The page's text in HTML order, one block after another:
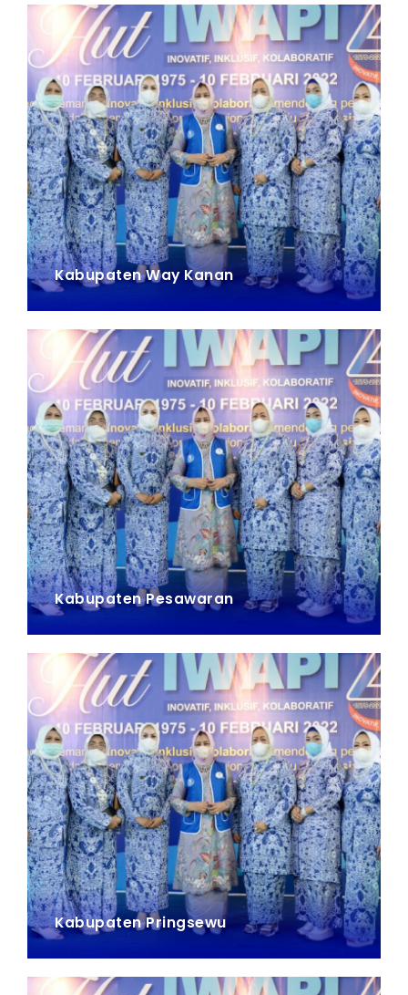
Kabupaten Way Kanan
Kabupaten Pesawaran
Kabupaten Pringsewu